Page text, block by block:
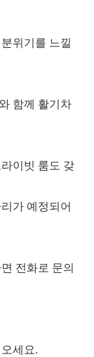
위기를 느낄
함께 활기차
이빗 룸도 갖
가 예정되어
전화로 문의
세요.